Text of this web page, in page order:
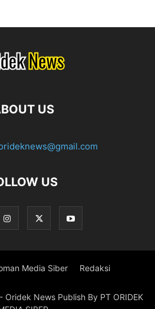
US
US
Media Siber Redaksi
News Publish By PT ORIDEK